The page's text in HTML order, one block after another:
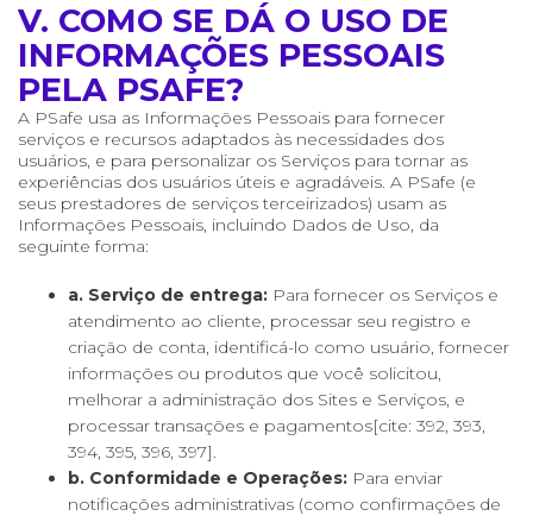
V. COMO SE DÁ O USO DE
INFORMAÇÕES PESSOAIS
PELA PSAFE?
A PSafe usa as Informações Pessoais para fornecer
serviços e recursos adaptados às necessidades dos
usuários, e para personalizar os Serviços para tornar as
experiências dos usuários úteis e agradáveis. A PSafe (e
seus prestadores de serviços terceirizados) usam as
Informações Pessoais, incluindo Dados de Uso, da
seguinte forma:
a. Serviço de entrega: Para fornecer os Serviços e
atendimento ao cliente, processar seu registro e
criação de conta, identificá-lo como usuário, fornecer
informações ou produtos que você solicitou,
melhorar a administração dos Sites e Serviços, e
processar transações e pagamentos[cite: 392, 393,
394, 395, 396, 397].
b. Conformidade e Operações: Para enviar
notificações administrativas (como confirmações de